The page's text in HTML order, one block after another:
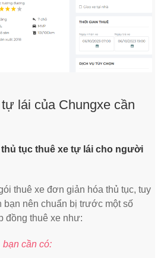
lái của Chungxe cần
tục thuê xe tự lái cho người
thuê xe đơn giản hóa thủ tục, tuy
bạn nên chuẩn bị trước một số
đồng thuê xe như:
cần có: